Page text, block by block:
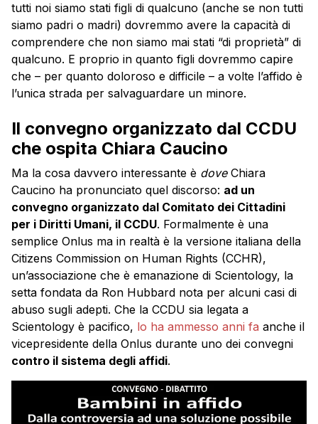
tutti noi siamo stati figli di qualcuno (anche se non tutti
siamo padri o madri) dovremmo avere la capacità di
comprendere che non siamo mai stati “di proprietà” di
qualcuno. E proprio in quanto figli dovremmo capire
che – per quanto doloroso e difficile – a volte l’affido è
l’unica strada per salvaguardare un minore.
Il convegno organizzato dal CCDU
che ospita Chiara Caucino
Ma la cosa davvero interessante è doveChiara
Caucino ha pronunciato quel discorso: ad un
convegno organizzato dal Comitato dei Cittadini
per i Diritti Umani, il CCDU. Formalmente è una
semplice Onlus ma in realtà è la versione italiana della
Citizens Commission on Human Rights (CCHR),
un’associazione che è emanazione di Scientology, la
setta fondata da Ron Hubbard nota per alcuni casi di
abuso sugli adepti. Che la CCDU sia legata a
Scientology è pacifico, lo ha ammesso anni fa anche il
vicepresidente della Onlus durante uno dei convegni
contro il sistema degli affidi.